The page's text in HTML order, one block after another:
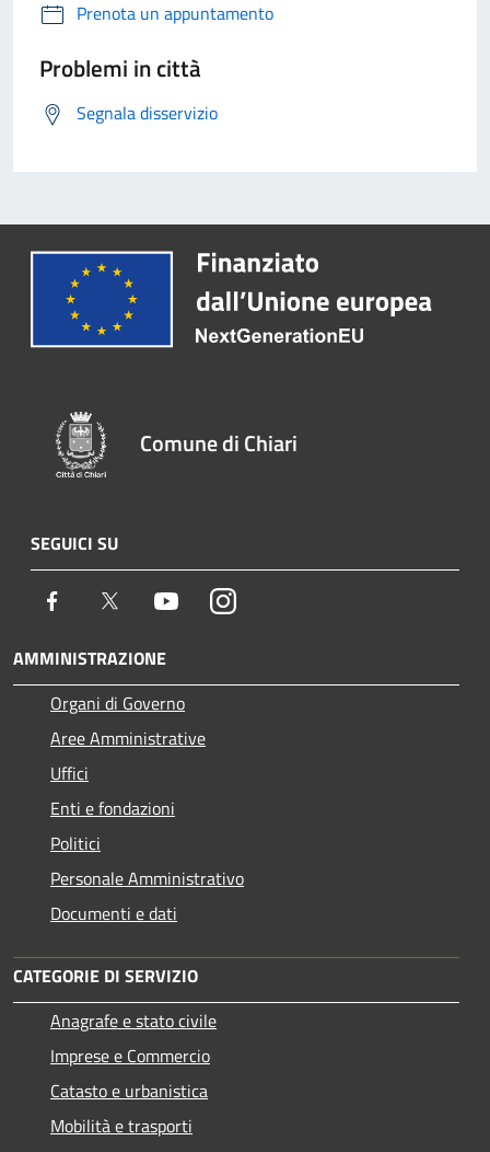
Prenota un appuntamento
Problemi in città
Segnala disservizio
Comune di Chiari
SEGUICI SU
Facebook Twitter YoutubeInstagram
AMMINISTRAZIONE
Organi di Governo
Aree Amministrative
Uffici
Enti e fondazioni
Politici
Personale Amministrativo
Documenti e dati
CATEGORIE DI SERVIZIO
Anagrafe e stato civile
Imprese e Commercio
Catasto e urbanistica
Mobilità e trasporti